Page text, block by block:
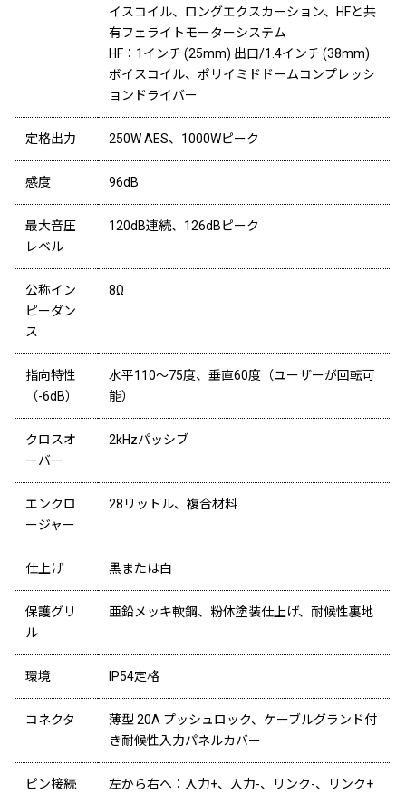
イスコイル、ロングエクスカーション、HFと共
有フェライトモーターシステム
HF：1インチ (25mm) 出口/1.4インチ (38mm)
ボイスコイル、ポリイミドドームコンプレッシ
ョンドライバー
定格出力 250W AES、1000Wピーク
感度 96dB
最大音圧
レベル
120dB連続、126dBピーク
公称イン
ピーダン
ス
8Ω
指向特性
（-6dB）
水平110～75度、垂直60度（ユーザーが回転可
能）
クロスオ
ーバー
2kHzパッシブ
エンクロ
ージャー
28リットル、複合材料
仕上げ 黒または白
保護グリ
ル
亜鉛メッキ軟鋼、粉体塗装仕上げ、耐候性裏地
環境 IP54定格
コネクタ
薄型 20A プッシュロック、ケーブルグランド付
き耐候性入力パネルカバー
ピン接続 左から右へ：入力+、入力-、リンク-、リンク+